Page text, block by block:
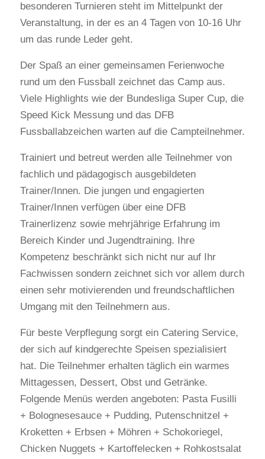
besonderen Turnieren steht im Mittelpunkt der
Veranstaltung, in der es an 4 Tagen von 10-16 Uhr
um das runde Leder geht.
Der Spaß an einer gemeinsamen Ferienwoche
rund um den Fussball zeichnet das Camp aus.
Viele Highlights wie der Bundesliga Super Cup, die
Speed Kick Messung und das DFB
Fussballabzeichen warten auf die Campteilnehmer.
Trainiert und betreut werden alle Teilnehmer von
fachlich und pädagogisch ausgebildeten
Trainer/Innen. Die jungen und engagierten
Trainer/Innen verfügen über eine DFB
Trainerlizenz sowie mehrjährige Erfahrung im
Bereich Kinder und Jugendtraining. Ihre
Kompetenz beschränkt sich nicht nur auf Ihr
Fachwissen sondern zeichnet sich vor allem durch
einen sehr motivierenden und freundschaftlichen
Umgang mit den Teilnehmern aus.
Für beste Verpflegung sorgt ein Catering Service,
der sich auf kindgerechte Speisen spezialisiert
hat. Die Teilnehmer erhalten täglich ein warmes
Mittagessen, Dessert, Obst und Getränke.
Folgende Menüs werden angeboten: Pasta Fusilli
+ Bolognesesauce + Pudding, Putenschnitzel +
Kroketten + Erbsen + Möhren + Schokoriegel,
Chicken Nuggets + Kartoffelecken + Rohkostsalat